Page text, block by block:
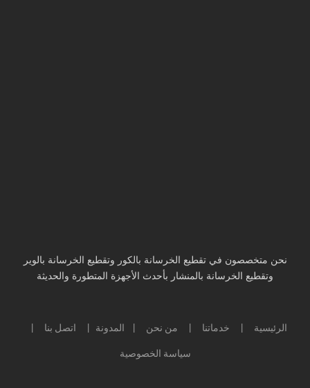
نحن متخصصون في تقطيع الخرسانة بالكور وتقطيع الخرسانة بالوير
وتقطيع الخرسانة بالمنشار بأحدث الأجهزة المتطورة والحديثة
الرئيسية خدماتنا من نحن المدونة اتصل بنا
سياسة الخصوصية